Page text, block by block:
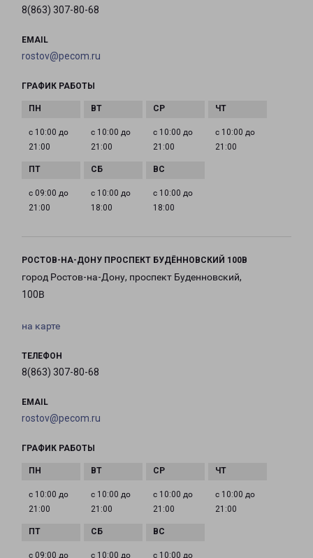
8(863) 307-80-68
EMAIL
rostov@pecom.ru
ГРАФИК РАБОТЫ
с 10:00 до
21:00
с 10:00 до
21:00
с 10:00 до
21:00
с 10:00 до
21:00
с 09:00 до
21:00
с 10:00 до
18:00
с 10:00 до
18:00
РОСТОВ-НА-ДОНУ ПРОСПЕКТ БУДЁННОВСКИЙ 100В
город Ростов-на-Дону, проспект Буденновский,
100В
на карте
ТЕЛЕФОН
8(863) 307-80-68
EMAIL
rostov@pecom.ru
ГРАФИК РАБОТЫ
с 10:00 до
21:00
с 10:00 до
21:00
с 10:00 до
21:00
с 10:00 до
21:00
с 09:00 до с 10:00 до с 10:00 до